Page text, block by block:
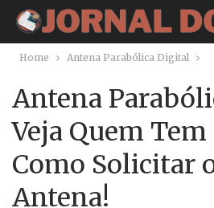
Home Antena Parabólica Digital
Antena
Veja Quem
Como Solicitar
Antena!